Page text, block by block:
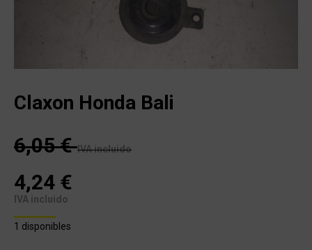
Claxon Honda Bali
6,05€ IVA incluido
4,24 €
IVA incluido
1 disponibles